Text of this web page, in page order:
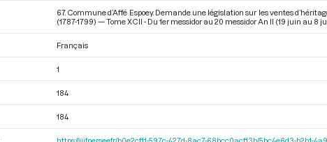
67. Commune d’Affé Espoey. Demande une législation sur les ventes
(1787-1799) — Tome XCII - Du 1er messidor au 20 messidor An II (19 juin au 8
Français
1
184
184
https://iiif.persee.fr/b0e2cf11-597c-427d-8ac7-68bcc0acf13b/5bc4e6d3-b2b1-